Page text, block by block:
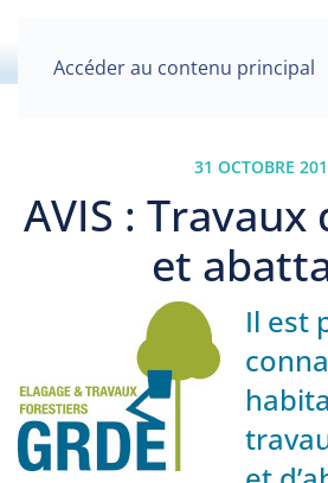
Accéder au contenu principal
31 OCTOBRE
AVIS : Travaux
et
Il est